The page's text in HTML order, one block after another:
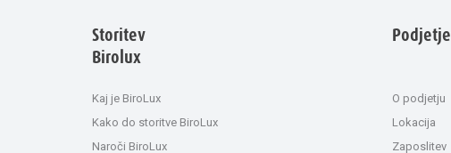
Storitev
Birolux
Kaj je BiroLux
Kako do storitve BiroLux
Naroči BiroLux
Podjetje
O podjetju
Lokacija
Zaposlitev